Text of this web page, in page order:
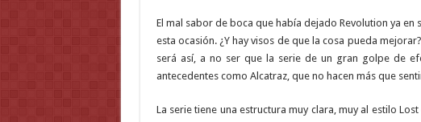
El mal sabor de boca que había dejado Revolution ya
esta ocasión. ¿Y hay visos de que la cosa pueda
será así, a no ser que la serie de un gran golpe de
antecedentes como Alcatraz, que no hacen más que
La serie tiene una estructura muy clara, muy al estilo